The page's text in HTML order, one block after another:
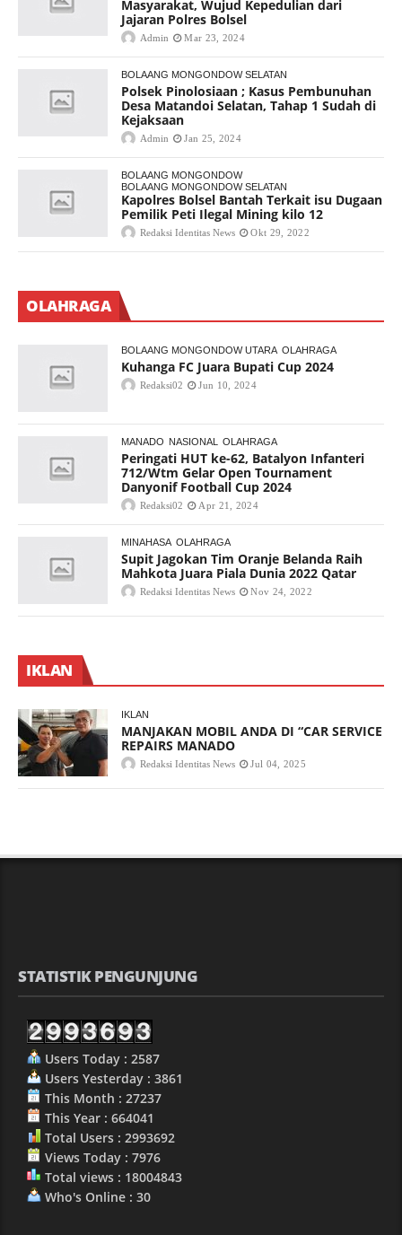
Masyarakat, Wujud Kepedulian dari
Jajaran Polres Bolsel
Admin Mar 23, 2024
BOLAANG MONGONDOW SELATAN
Polsek Pinolosiaan ; Kasus Pembunuhan
Desa Matandoi Selatan, Tahap 1 Sudah di
Kejaksaan
Admin Jan 25, 2024
BOLAANG MONGONDOW
BOLAANG MONGONDOW SELATAN
Kapolres Bolsel Bantah Terkait isu Dugaan
Pemilik Peti Ilegal Mining kilo 12
Redaksi Identitas News Okt 29, 2022
OLAHRAGA
BOLAANG MONGONDOW UTARA OLAHRAGA
Kuhanga FC Juara Bupati Cup 2024
Redaksi02 Jun 10, 2024
MANADO NASIONAL OLAHRAGA
Peringati HUT ke-62, Batalyon Infanteri
712/Wtm Gelar Open Tournament
Danyonif Football Cup 2024
Redaksi02 Apr 21, 2024
MINAHASA OLAHRAGA
Supit Jagokan Tim Oranje Belanda Raih
Mahkota Juara Piala Dunia 2022 Qatar
Redaksi Identitas News Nov 24, 2022
IKLAN
IKLAN
MANJAKAN MOBIL ANDA DI “CAR SERVICE
REPAIRS MANADO
Redaksi Identitas News Jul 04, 2025
STATISTIK PENGUNJUNG
Users Today : 2587
Users Yesterday : 3861
This Month : 27237
This Year : 664041
Total Users : 2993692
Views Today : 7976
Total views : 18004843
Who's Online : 30